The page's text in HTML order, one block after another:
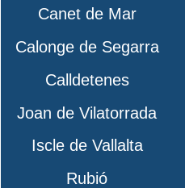
Canet de Mar
Calonge de Segarra
Calldetenes
Joan de Vilatorrada
Iscle de Vallalta
Rubió